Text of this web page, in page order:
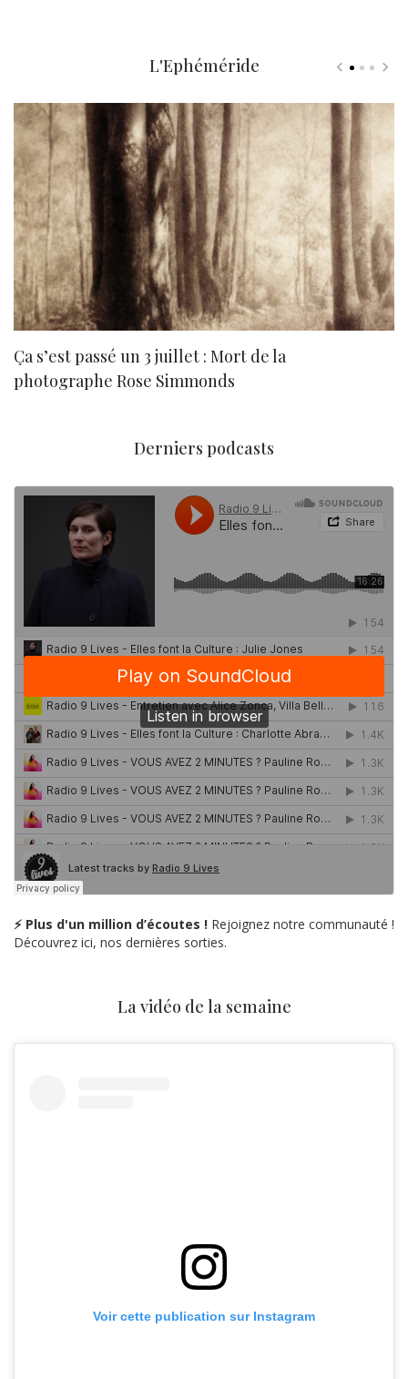
L'Ephéméride
Ça s’est passé un 3 juillet : Mort de la
photographe Rose Simmonds
Derniers podcasts
⚡ Plus d'un million d’écoutes ! Rejoignez notre communauté !
Découvrez ici, nos dernières sorties.
La vidéo de la semaine
Voir cette publication sur Instagram